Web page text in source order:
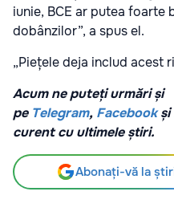
iunie, BCE ar putea foarte
dobânzilor”, a spus el.
„Piețele deja includ acest
Acum ne puteți urmări și
pe Telegram, Facebook și
curent cu ultimele știri.
Abonați-vă la